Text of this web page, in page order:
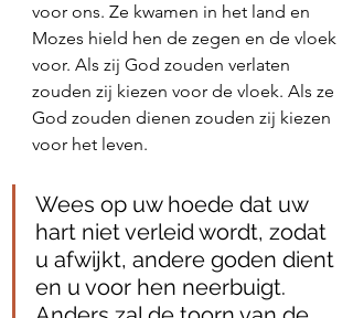
voor ons. Ze kwamen in het land en
Mozes hield hen de zegen en de vloek
voor. Als zij God zouden verlaten
zouden zij kiezen voor de vloek. Als ze
God zouden dienen zouden zij kiezen
voor het leven.
Wees op uw hoede dat uw
hart niet verleid wordt, zodat
u afwijkt, andere goden dient
en u voor hen neerbuigt.